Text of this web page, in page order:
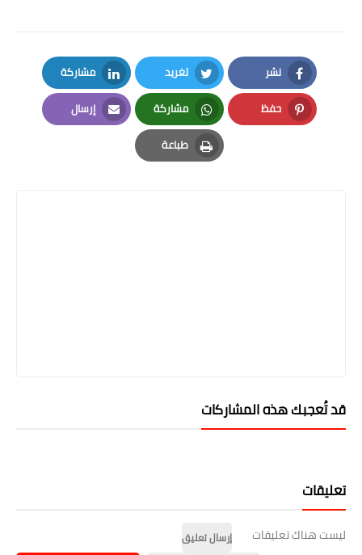
نشر
Facebook
تغريد
Twitter
مشاركة
LinkedIn
حفظ
Pinterest
مشاركة
Whatsapp
إرسال
Email
طباعة
Print
قد تُعجبك هذه المشاركات
تعليقات
ليست هناك تعليقات
إرسال تعليق